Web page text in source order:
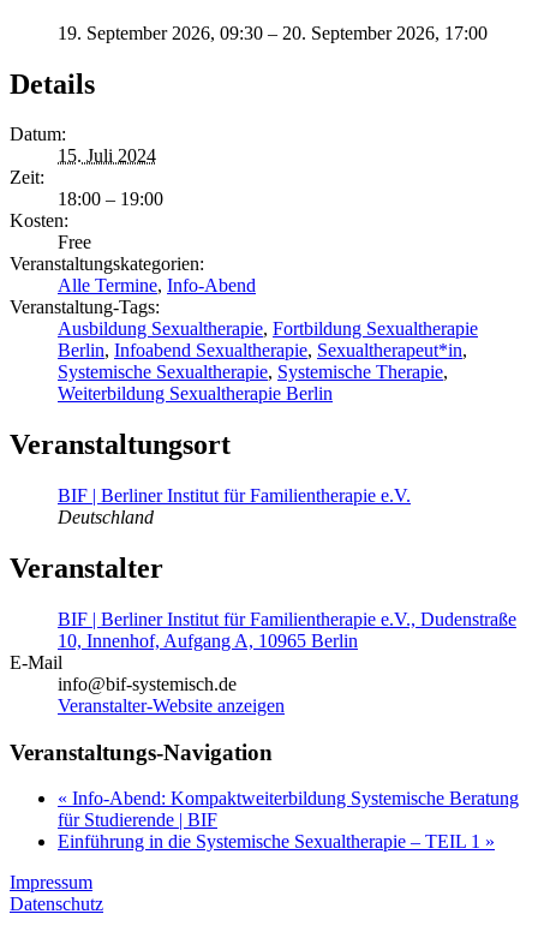
19. September 2026, 09:30 – 20. September 2026, 17:00
Details
Datum:
15. Juli 2024
Zeit:
18:00 – 19:00
Kosten:
Free
Veranstaltungskategorien:
Alle Termine, Info-Abend
Veranstaltung-Tags:
Ausbildung Sexualtherapie, Fortbildung Sexualtherapie
Berlin, Infoabend Sexualtherapie, Sexualtherapeut*in,
Systemische Sexualtherapie, Systemische Therapie,
Weiterbildung Sexualtherapie Berlin
Veranstaltungsort
BIF | Berliner Institut für Familientherapie e.V.
Deutschland
Veranstalter
BIF | Berliner Institut für Familientherapie e.V., Dudenstraße
10, Innenhof, Aufgang A, 10965 Berlin
E-Mail
info@bif-systemisch.de
Veranstalter-Website anzeigen
Veranstaltungs-Navigation
« Info-Abend: Kompaktweiterbildung Systemische Beratung
für Studierende | BIF
Einführung in die Systemische Sexualtherapie – TEIL 1 »
Impressum
Datenschutz